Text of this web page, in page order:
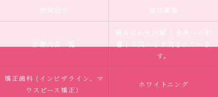
医院紹介 歯は臓器
診療内容一覧
噛み合わせ治療 ｜全身への影
響｜全国から来院されていま
す。
矯正歯科 (インビザライン、マ
ウスピース矯正）
ホワイトニング